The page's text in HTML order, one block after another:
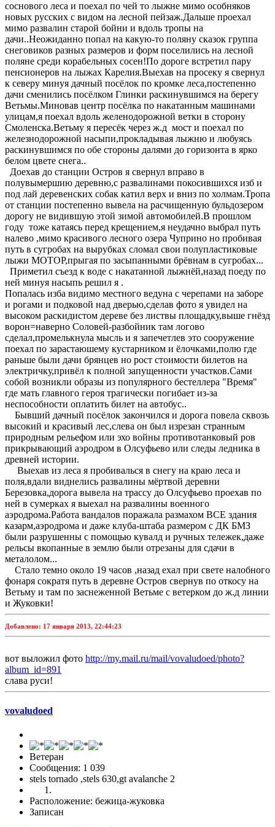
соснового леса и поехал по чей то лыжне мимо особняков
новых русских с видом на лесной пейзаж.Дальше проехал
мимо развалин старой бойни и вдоль тропы на
дачи..Неожиданно попал на какую-то поляну сказок группа
снеговиков разных размеров и форм поселились на лесной
поляне среди корабельных сосен!По дороге встретил пару
пенсионеров на лыжах Карелия.Выехав на просеку я свернул
к северу минуя дачный посёлок по кромке леса,постепенно
дачи сменились посёлком Глинки раскинувшимся на берегу
Ветьмы.Миновав центр посёлка по накатанным машинами
улицам,я поехал вдоль желенодорожной ветки в сторону
Смоленска.Ветьму я пересёк через ж.д мост и поехал по
железнодорожной насыпи,прокладывая лыжню и любуясь
раскинувшимся по обе стороны далями до горизонта в ярко
белом цвете снега..
Доехав до станции Остров я свернул вправо в
полувымершию деревню,с развалинами покосившихся изб и
под лай деревенских собак катил верх и вниз по холмам.Тропа
от станции постепенно вывела на расчищенную бульдозером
дорогу не видившую этой зимой автомобилей.В прошлом
году тоже катаясь перед крещением,я неудачно выбрал путь
налево ,мимо красивого лесного озера Чуприно но пробивая
путь в сугробах на вырубках сломал свои полупластиковые
лыжи МОТОР,прыгая по засыпанными брёвнам в сугробах...
Приметил съезд к воде с накатанной лыжнёй,назад поеду по
ней минуя насыпь решил я .
Попалась изба видимо местного ведуна с черепами на заборе
и рогами и подковой над дверью,сделав фото я увидел на
высоком раскидистом дереве без листвы площадку,выше гнёзд
ворон=наверно Соловей-разбойник там логово
сделал,промелькнула мысль и я запечетлев это сооружение
поехал по зарастаюшему кустарником и ёлочками,полю где
раньше были дачи брянцев но рост стоимости билетов на
электричку,привёл к полной запущенности участков.Сами
собой возникли образы из популярного бестеллера "Время"
где мать главного героя трагически погибает из-за
неспособности оплатить билет на автобус..
Бывший дачный посёлок закончился и дорога повела сквозь
высокий и красивый лес,слева он был изрезан странным
природным рельефом или эхо войны противотанковый ров
прикрывающий аэродром в Олсуфьево или следы ледника в
древней истории.
Выехав из леса я пробивалься в снегу на краю леса и
поля,вдали виднелись развалины мёртвой деревни
Березовка,дорога вывела на трассу до Олсуфьево проехав по
ней в сумерках я выехал на развалины военного
аэродрома.Работа вандалов поражала размахом ВСЕ здания
казарм,аэродрома и даже клуба-штаба размером с ДК БМЗ
были разрушенны с помощью кувалд и ручных тележек,даже
рельсы вкопанные в землю были отрезаны для сдачи в
металолом...
Стало темно около 19 часов ,назад ехал при свете налобного
фонаря сократя путь в деревне Остров свернув по откосу на
Ветьму и там по заснеженной Ветьме с ветерком до ж.д линии
и Жуковки!
Добавлено: 17 января 2013, 22:44:23
вот выложил фото http://my.mail.ru/mail/vovaludoed/photo?
album_id=891
слава руси!
vovaludoed
Ветеран
Сообщения: 1 039
stels tornado ,stels 630,gt avalanche 2
Расположение: бежица-жуковка
Записан